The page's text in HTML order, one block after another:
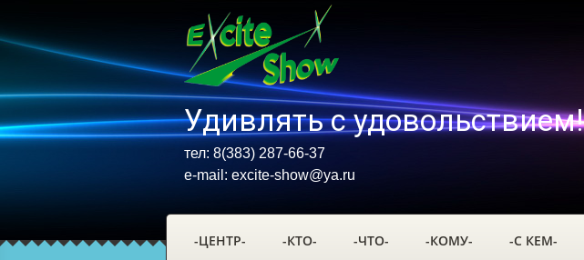
Удивлять с удовольствием!
тел: 8(383) 287-66-37
e-mail: excite-show@ya.ru
-ЦЕНТР- -КТО- -ЧТО- -КОМУ- -С КЕМ-